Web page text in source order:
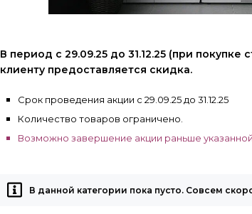
В период с 29.09.25 до 31.12.25 (при
клиенту предоставляется скидка.
Срок проведения акции с 29.09.25 до 31.12.25
Количество товаров ограничено.
Возможно завершение акции раньше
В данной категории пока пусто. Совсем